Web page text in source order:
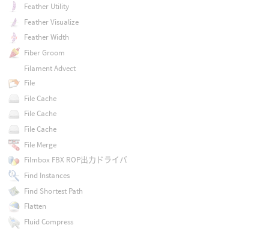
Feather Utility
Feather Visualize
Feather Width
Fiber Groom
Filament Advect
File
File Cache
File Cache
File Cache
File Merge
Filmbox FBX ROP出力ドライバ
Find Instances
Find Shortest Path
Flatten
Fluid Compress